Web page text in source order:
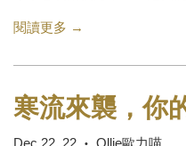
閱讀更多 →
寒流來襲，你
•